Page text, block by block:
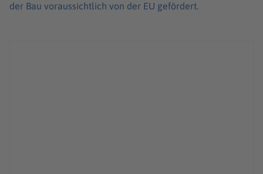
der Bau voraussichtlich von der EU gefördert.